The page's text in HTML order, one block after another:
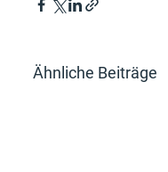
Ähnliche Beiträge